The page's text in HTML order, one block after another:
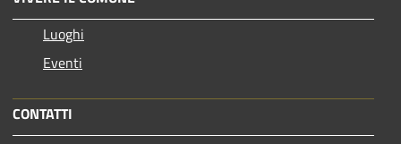
Luoghi
Eventi
CONTATTI